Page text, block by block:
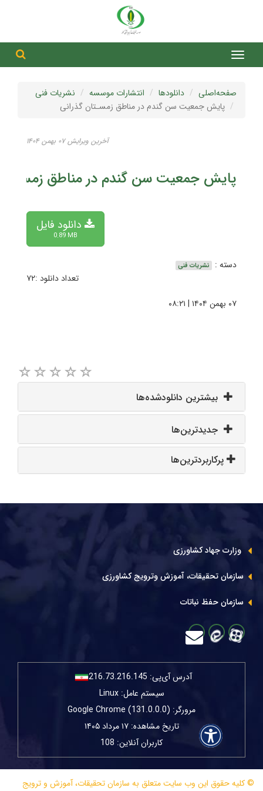
صفحه‌اصلی دانلودها انتشارات موسسه
نشریات فنی
پایش جمعیت سن گندم در مناطق زمسـتان گذرانی
آخرین ویرایش ۰۷ بهمن ۱۴۰۴
پایش جمعیت سن گندم در مناطق
دانلود فایل
0.89 MB
دسته : نشریات فنی
تعداد دانلود :۷۲
۰۷ بهمن ۱۴۰۴ | ۰۸:۲۱
بیشترین دانلودشده‌ها
جدیدترین‌ها
پرکاربردترین‌ها
وزارت جهاد کشاورزی
سازمان تحقیقات، آموزش وترویج کشاورزی
سازمان حفظ نباتات
آدرس آی‌پی: 216.73.216.145
سیستم عامل: Linux
مرورگر: Google Chrome (131.0.0.0)
تاریخ مشاهده: ۱۷ مرداد ۱۴۰۵
کاربران آنلاین: 108
© کلیه حقوق این وب سایت متعلق به سازمان تحقیقات، آموزش و ترویج